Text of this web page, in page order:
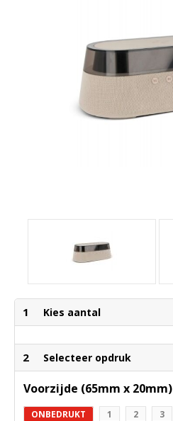
1 Kies aantal
2 Selecteer opdruk
Voorzijde (65mm x 20mm)
ONBEDRUKT 1 2 3